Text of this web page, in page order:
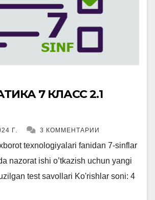
7 КЛАСС 2.1
Г. 3 КОММЕНТАРИИ
texnologiyalari fanidan 7-sinflar
nazorat ishi o’tkazish uchun yangi
test savollari Ko'rishlar soni: 4